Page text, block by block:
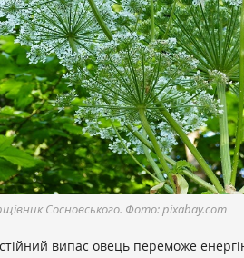
Сосновського. Фото: pixabay.com
випас овець переможе